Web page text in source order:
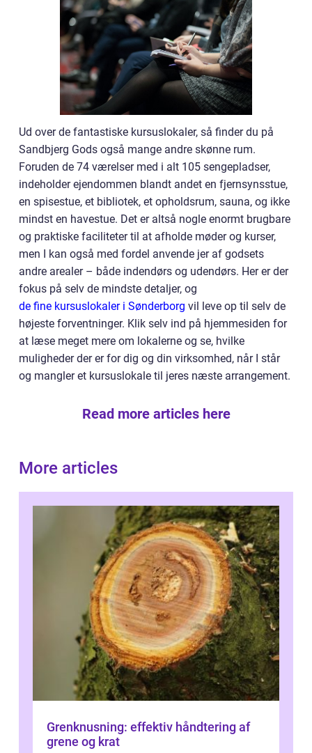
Ud over de fantastiske kursuslokaler, så finder du på
Sandbjerg Gods også mange andre skønne rum.
Foruden de 74 værelser med i alt 105 sengepladser,
indeholder ejendommen blandt andet en fjernsynsstue,
en spisestue, et bibliotek, et opholdsrum, sauna, og ikke
mindst en havestue. Det er altså nogle enormt brugbare
og praktiske faciliteter til at afholde møder og kurser,
men I kan også med fordel anvende jer af godsets
andre arealer – både indendørs og udendørs. Her er der
fokus på selv de mindste detaljer, og
de fine kursuslokaler i Sønderborg vil leve op til selv de
højeste forventninger. Klik selv ind på hjemmesiden for
at læse meget mere om lokalerne og se, hvilke
muligheder der er for dig og din virksomhed, når I står
og mangler et kursuslokale til jeres næste arrangement.
Read more articles here
More articles
Grenknusning: effektiv håndtering af
grene og krat